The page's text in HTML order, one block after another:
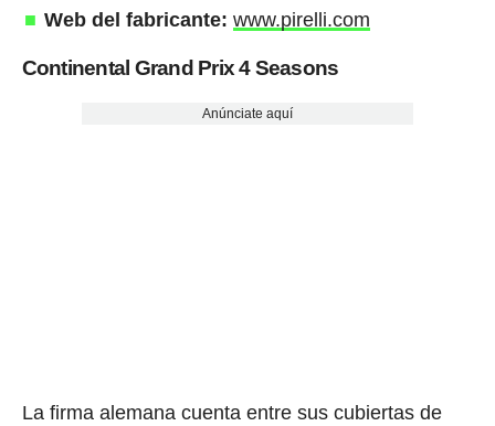
Web del fabricante: www.pirelli.com
Continental Grand Prix 4 Seasons
Anúnciate aquí
La firma alemana cuenta entre sus cubiertas de